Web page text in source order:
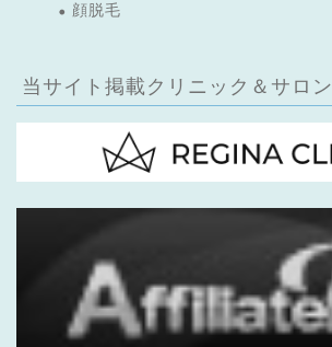
顔脱毛
当サイト掲載クリニック＆サロン